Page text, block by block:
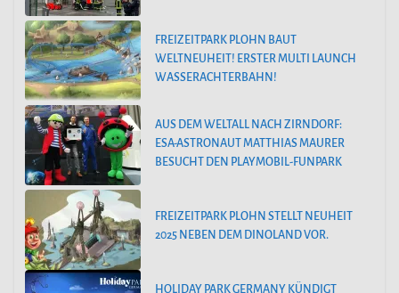
FREIZEITPARK PLOHN BAUT
WELTNEUHEIT! ERSTER MULTI LAUNCH
WASSERACHTERBAHN!
AUS DEM WELTALL NACH ZIRNDORF:
ESA-ASTRONAUT MATTHIAS MAURER
BESUCHT DEN PLAYMOBIL-FUNPARK
FREIZEITPARK PLOHN STELLT NEUHEIT
2025 NEBEN DEM DINOLAND VOR.
HOLIDAY PARK GERMANY KÜNDIGT